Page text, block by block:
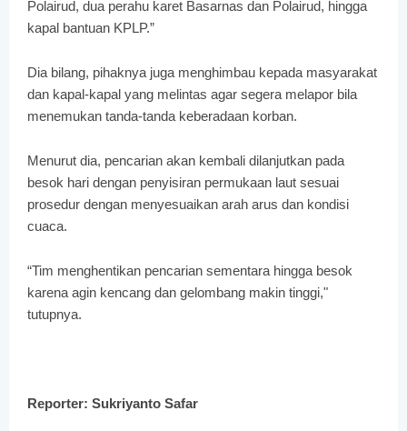
Polairud, dua perahu karet Basarnas dan Polairud, hingga
kapal bantuan KPLP.”
Dia bilang, pihaknya juga menghimbau kepada masyarakat
dan kapal-kapal yang melintas agar segera melapor bila
menemukan tanda-tanda keberadaan korban.
Menurut dia, pencarian akan kembali dilanjutkan pada
besok hari dengan penyisiran permukaan laut sesuai
prosedur dengan menyesuaikan arah arus dan kondisi
cuaca.
“Tim menghentikan pencarian sementara hingga besok
karena agin kencang dan gelombang makin tinggi,"
tutupnya.
Reporter: Sukriyanto Safar